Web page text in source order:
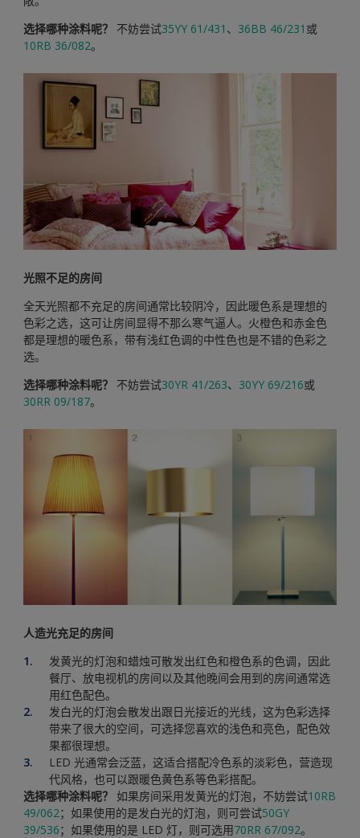
选择哪种涂料呢？
不妨尝试35YY 61/431 、 36BB 46/231 或
10RB 36/082。
光照不足的房间
全天光照都不充足的房间通常比较阴冷，因此暖色系是理想的
色彩之选，这可让房间显得不那么寒气逼人。火橙色和赤金色
都是理想的暖色系，带有浅红色调的中性色也是不错的色彩之
选。
选择哪种涂料呢？
不妨尝试30YR 41/263、 30YY 69/216或
30RR 09/187。
人造光充足的房间
发黄光的灯泡和蜡烛可散发出红色和橙色系的色调，因此
餐厅、放电视机的房间以及其他晚间会用到的房间通常选
用红色配色。
发白光的灯泡会散发出跟日光接近的光线，这为色彩选择
带来了很大的空间，可选择您喜欢的浅色和亮色，配色效
果都很理想。
LED 光通常会泛蓝，这适合搭配冷色系的淡彩色，营造现
代风格，也可以跟暖色黄色系等色彩搭配。
选择哪种涂料呢？ 如果房间采用发黄光的灯泡，不妨尝试10RB
49/062；如果使用的是发白光的灯泡，则可尝试50GY
39/536；如果使用的是 LED 灯，则可选用70RR 67/092。